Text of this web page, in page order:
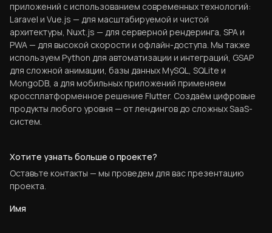
приложений с использованием современных технологий:
Laravel и Vue.js — для масштабируемой и чистой
архитектуры, Nuxt.js — для серверной рендеринга, SPA и
PWA — для высокой скорости и офлайн-доступа. Мы также
используем Python для автоматизации и интеграций, GSAP
для сложной анимации, базы данных MySQL, SQLite и
MongoDB, а для мобильных приложений применяем
кроссплатформенное решение Flutter. Создаём цифровые
продукты любого уровня — от лендингов до сложных SaaS-
систем.
Хотите узнать больше о проекте?
Оставьте контакты — мы проведем для вас презентацию
проекта.
Имя